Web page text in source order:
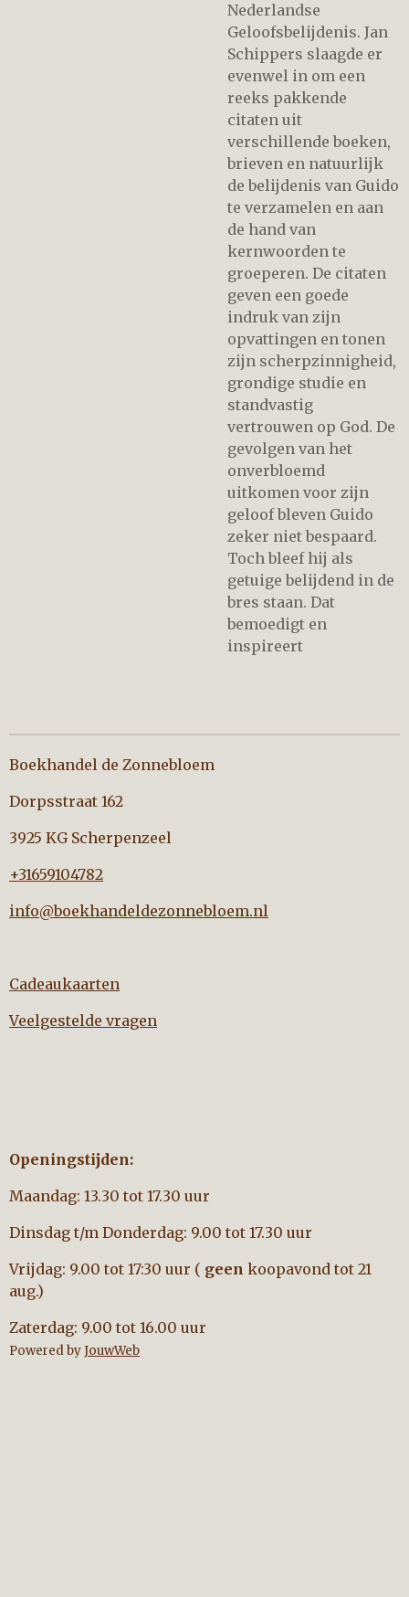
Nederlandse
Geloofsbelijdenis. Jan
Schippers slaagde er
evenwel in om een
reeks pakkende
citaten uit
verschillende boeken,
brieven en natuurlijk
de belijdenis van Guido
te verzamelen en aan
de hand van
kernwoorden te
groeperen. De citaten
geven een goede
indruk van zijn
opvattingen en tonen
zijn scherpzinnigheid,
grondige studie en
standvastig
vertrouwen op God. De
gevolgen van het
onverbloemd
uitkomen voor zijn
geloof bleven Guido
zeker niet bespaard.
Toch bleef hij als
getuige belijdend in de
bres staan. Dat
bemoedigt en
inspireert
Boekhandel de Zonnebloem
Dorpsstraat 162
3925 KG Scherpenzeel
+31659104782
info@boekhandeldezonnebloem.nl
Cadeaukaarten
Veelgestelde vragen
Openingstijden:
Maandag: 13.30 tot 17.30 uur
Dinsdag t/m Donderdag: 9.00 tot 17.30 uur
Vrijdag: 9.00 tot 17:30 uur ( geen koopavond tot 21
aug.)
Zaterdag: 9.00 tot 16.00 uur
Powered byJouwWeb